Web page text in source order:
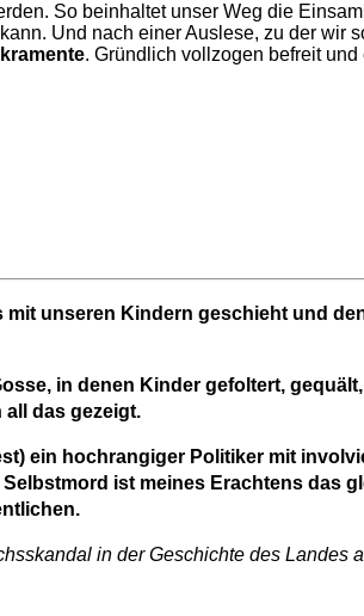
So beinhaltet unser Weg die
Und nach einer Auslese, zu der wir
. Gründlich vollzogen befreit
mit unseren Kindern geschieht und
in denen Kinder gefoltert,
das gezeigt.
ein hochrangiger Politiker mit
ist meines Erachtens das
in der Geschichte des Landes